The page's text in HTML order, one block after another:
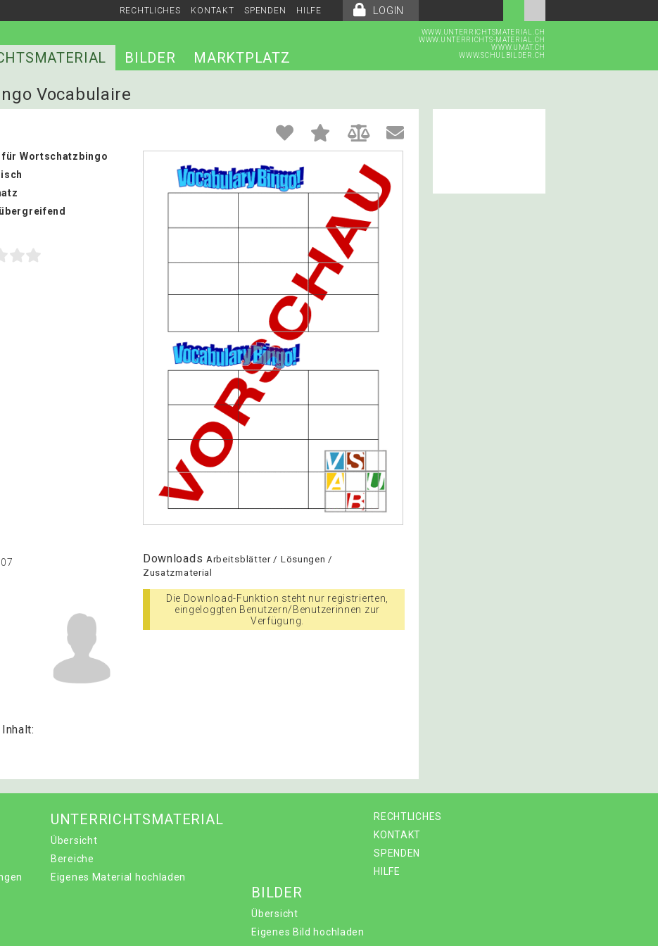
LOGIN
RECHTLICHES KONTAKT SPENDEN HILFE
WWW.UNTERRICHTSMATERIAL.CH
WWW.UNTERRICHTS-MATERIAL.CH
WWW.UMAT.CH
WWW.SCHULBILDER.CH
BILDER MARKTPLATZ
Vocabulaire
Wortschatzbingo
Downloads Arbeitsblätter / Lösungen /
Zusatzmaterial
Die Download-Funktion steht nur registrierten,
eingeloggten Benutzern/Benutzerinnen zur
Verfügung.
RECHTLICHES
KONTAKT
SPENDEN
HILFE
UNTERRICHTSMATERIAL
Übersicht
Bereiche
Eigenes Material hochladen
BILDER
Übersicht
Eigenes Bild hochladen